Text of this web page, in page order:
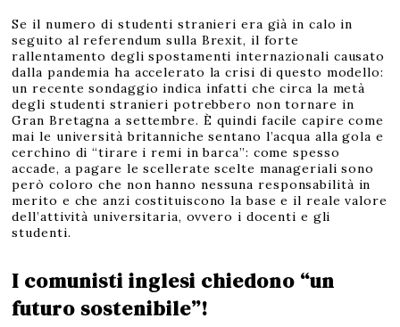
Se il numero di studenti stranieri era già in calo in
seguito al referendum sulla Brexit, il forte
rallentamento degli spostamenti internazionali causato
dalla pandemia ha accelerato la crisi di questo modello:
un recente sondaggio indica infatti che circa la metà
degli studenti stranieri potrebbero non tornare in
Gran Bretagna a settembre. È quindi facile capire come
mai le università britanniche sentano l’acqua alla gola e
cerchino di “tirare i remi in barca”: come spesso
accade, a pagare le scellerate scelte manageriali sono
però coloro che non hanno nessuna responsabilità in
merito e che anzi costituiscono la base e il reale valore
dell’attività universitaria, ovvero i docenti e gli
studenti.
I comunisti inglesi chiedono “un
futuro sostenibile”!